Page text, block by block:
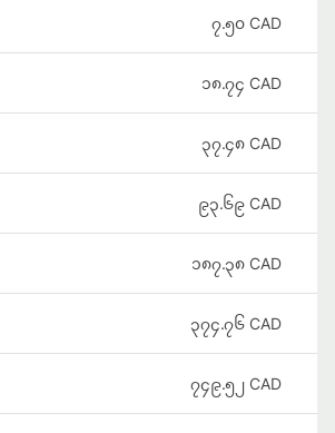
၇.၅၀ CAD
၁၈.၇၄ CAD
၃၇.၄၈ CAD
၉၃.၆၉ CAD
၁၈၇.၃၈ CAD
၃၇၄.၇၆ CAD
၇၄၉.၅၂ CAD